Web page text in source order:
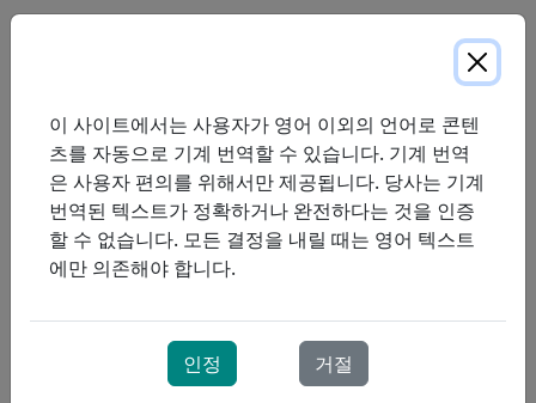
신뢰하다
이 사이트에서는 사용자가 영어 이외의 언어로 콘텐
츠를 자동으로 기계 번역할 수 있습니다. 기계 번역
은 사용자 편의를 위해서만 제공됩니다. 당사는 기계
번역된 텍스트가 정확하거나 완전하다는 것을 인증
할 수 없습니다. 모든 결정을 내릴 때는 영어 텍스트
에만 의존해야 합니다.
인정 거절